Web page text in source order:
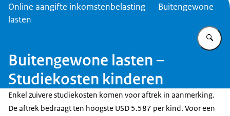
Online aangifte inkomstenbelasting
Buitengewone
lasten
Buitengewone lasten –
Studiekosten kinderen
Enkel zuivere studiekosten komen voor aftrek in aanmerking.
De aftrek bedraagt ten hoogste USD 5.587 per kind. Voor een